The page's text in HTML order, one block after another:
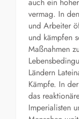
auch ein
vermag. In
und Arbeiter
und kämpfen
Maßnahmen
Ländern
Kämpfe. In
das
Imperialisten